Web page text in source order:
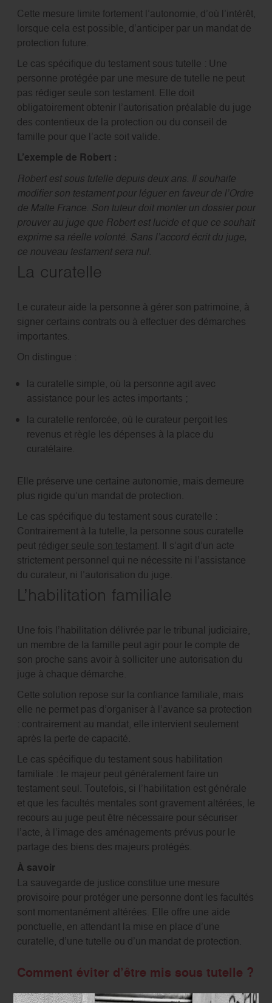
Cette mesure limite fortement l’autonomie, d’où l’intérêt,
lorsque cela est possible, d’anticiper par un mandat de
protection future.
Le cas spécifique du testament sous tutelle : Une
personne protégée par une mesure de tutelle ne peut
pas rédiger seule son testament. Elle doit
obligatoirement obtenir l’autorisation préalable du juge
des contentieux de la protection ou du conseil de
famille pour que l’acte soit valide.
L’exemple de Robert :
Robert est sous tutelle depuis deux ans. Il souhaite
modifier son testament pour léguer en faveur de l’Ordre
de Malte France. Son tuteur doit monter un dossier pour
prouver au juge que Robert est lucide et que ce souhait
exprime sa réelle volonté. Sans l’accord écrit du juge,
ce nouveau testament sera nul.
La curatelle
Le curateur aide la personne à gérer son patrimoine, à
signer certains contrats ou à effectuer des démarches
importantes.
On distingue :
la curatelle simple, où la personne agit avec
assistance pour les actes importants ;
la curatelle renforcée, où le curateur perçoit les
revenus et règle les dépenses à la place du
curatélaire.
Elle préserve une certaine autonomie, mais demeure
plus rigide qu’un mandat de protection.
Le cas spécifique du testament sous curatelle :
Contrairement à la tutelle, la personne sous curatelle
peut rédiger seule son testament. Il s’agit d’un acte
strictement personnel qui ne nécessite ni l’assistance
du curateur, ni l’autorisation du juge.
L’habilitation familiale
Une fois l’habilitation délivrée par le tribunal judiciaire,
un membre de la famille peut agir pour le compte de
son proche sans avoir à solliciter une autorisation du
juge à chaque démarche.
Cette solution repose sur la confiance familiale, mais
elle ne permet pas d’organiser à l’avance sa protection
: contrairement au mandat, elle intervient seulement
après la perte de capacité.
Le cas spécifique du testament sous habilitation
familiale : le majeur peut généralement faire un
testament seul. Toutefois, si l’habilitation est générale
et que les facultés mentales sont gravement altérées, le
recours au juge peut être nécessaire pour sécuriser
l’acte, à l’image des aménagements prévus pour le
partage des biens des majeurs protégés.
À savoir
La sauvegarde de justice constitue une mesure
provisoire pour protéger une personne dont les facultés
sont momentanément altérées. Elle offre une aide
ponctuelle, en attendant la mise en place d’une
curatelle, d’une tutelle ou d’un mandat de protection.
Comment éviter d’être mis sous tutelle ?